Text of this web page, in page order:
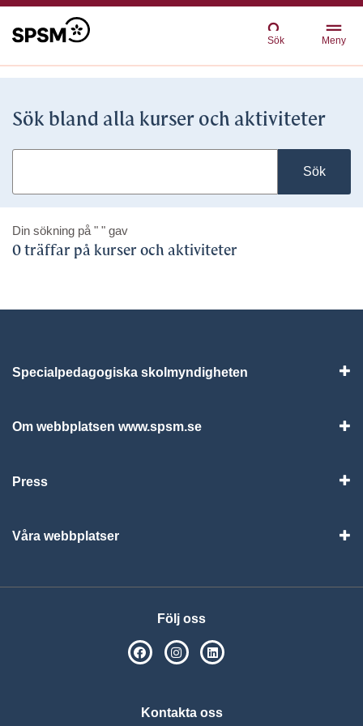
Sök Meny
Sök bland alla kurser och aktiviteter
Sök
Din sökning på " " gav
0 träffar på kurser och aktiviteter
Specialpedagogiska skolmyndigheten
Om webbplatsen www.spsm.se
Press
Våra webbplatser
Följ oss
SPSM på Facebook
SPSM på Instagram
Kontakta oss